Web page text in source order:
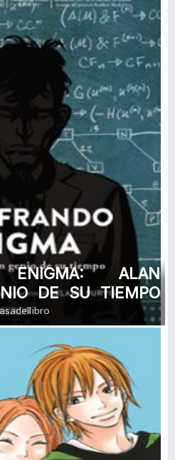
ENIGMA: ALAN
DE SU TIEMPO
de JIM